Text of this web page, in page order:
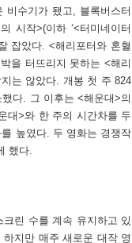
비수기가 됐고, 블록버스터
시작>(이하 ‘<터미네이터
잡았다. <해리포터와 혼혈
을 터뜨리지 못하는 <해리
는 않았다. 개봉 첫 주 824
다. 그 이후는 <해운대>의
대>와 한 주의 시간차를 두
높였다. 두 영화는 경쟁작
했다.
린 수를 계속 유지하고 있
지만 매주 새로운 대작 영